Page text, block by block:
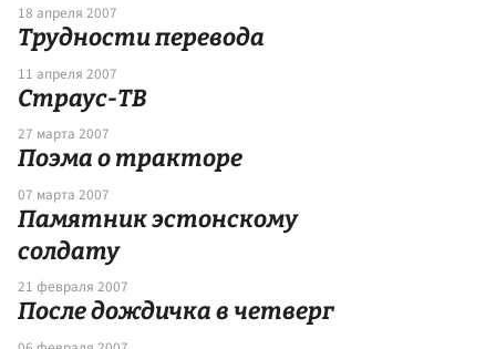
18 апреля 2007
Трудности перевода
11 апреля 2007
Страус-ТВ
27 марта 2007
Поэма о тракторе
07 марта 2007
Памятник эстонскому
солдату
21 февраля 2007
После дождичка в четверг